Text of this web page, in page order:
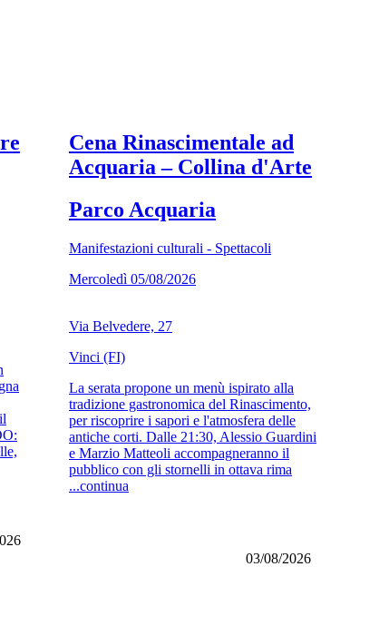
Cena Rinascimentale ad
Acquaria – Collina d'Arte
Parco Acquaria
Manifestazioni culturali - Spettacoli
Mercoledì 05/08/2026
Via Belvedere, 27
Vinci (FI)
La serata propone un menù ispirato alla
tradizione gastronomica del Rinascimento,
per riscoprire i sapori e l'atmosfera delle
antiche corti. Dalle 21:30, Alessio Guardini
e Marzio Matteoli accompagneranno il
pubblico con gli stornelli in ottava rima
...continua
03/08/2026